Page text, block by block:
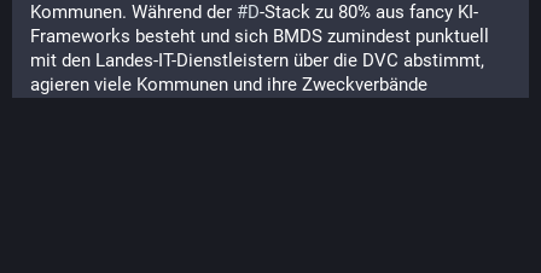
Kommunen. Während der #D-Stack zu 80% aus fancy KI-
Frameworks besteht und sich BMDS zumindest punktuell
mit den Landes-IT-Dienstleistern über die DVC abstimmt,
agieren viele Kommunen und ihre Zweckverbände